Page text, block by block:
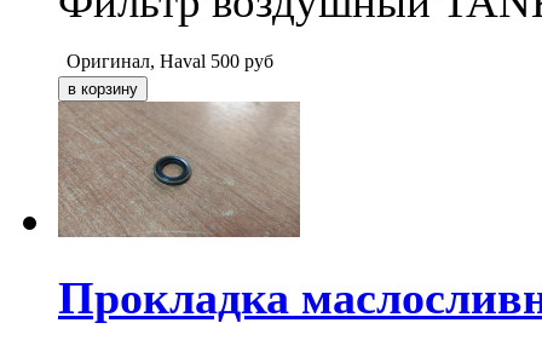
Оригинал, Haval 500 руб
Прокладка